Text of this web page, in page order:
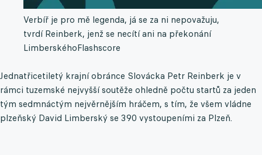
Verbíř je pro mě legenda, já se za ni nepovažuju,
tvrdí Reinberk, jenž se necítí ani na překonání
LimberskéhoFlashscore
Jednatřicetiletý krajní obránce Slovácka Petr Reinberk je v
rámci tuzemské nejvyšší soutěže ohledně počtu startů za jeden
tým sedmnáctým nejvěrnějším hráčem, s tím, že všem vládne
plzeňský David Limberský se 390 vystoupeními za Plzeň.